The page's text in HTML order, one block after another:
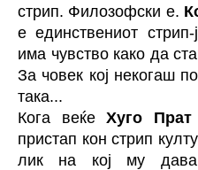
стрип. Филозофски е.
е единствениот стрип-
има чувство како да
За човек кој некогаш
така...
Кога веќеХуго Прат
пристап кон стрип
лик на кој му дава